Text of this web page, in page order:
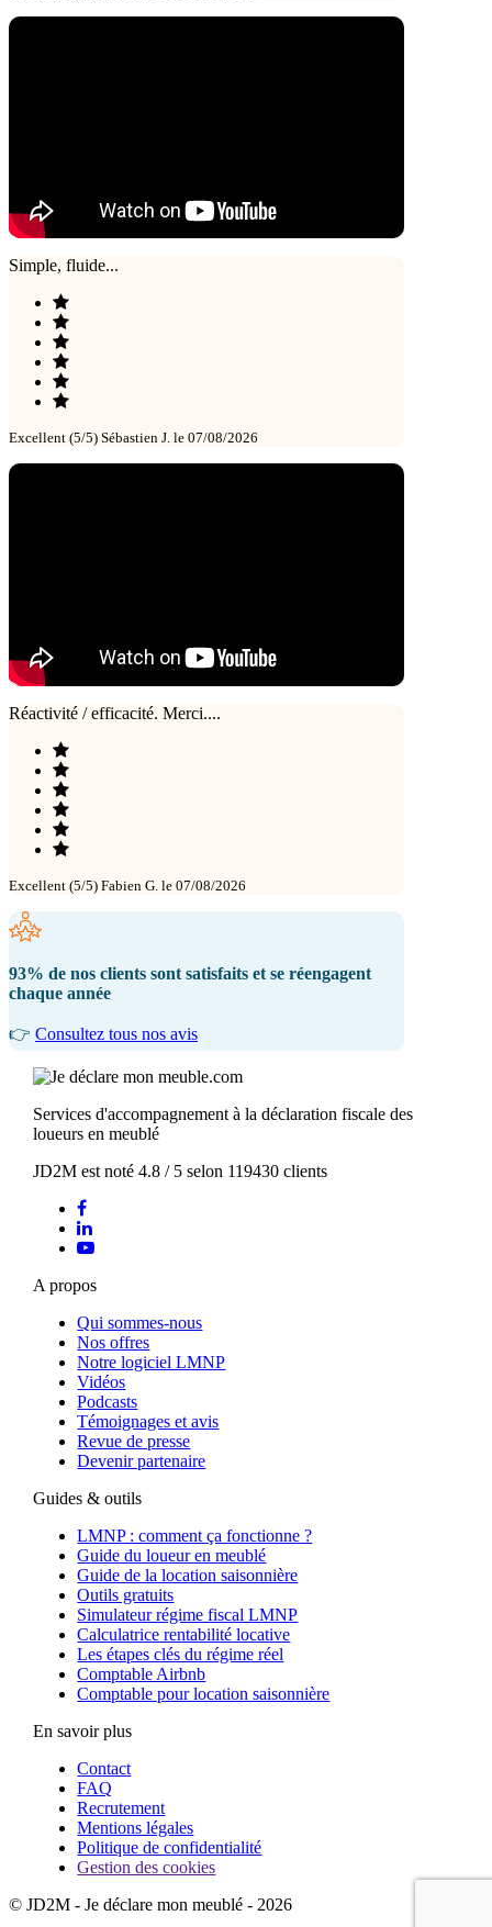
Simple, fluide...
Excellent (5/5) Sébastien J. le 07/08/2026
Réactivité / efficacité. Merci....
Excellent (5/5) Fabien G. le 07/08/2026
93% de nos clients sont satisfaits et se réengagent
chaque année
👉 Consultez tous nos avis
Services d'accompagnement à la déclaration fiscale des
loueurs en meublé
JD2M est noté4.8 / 5 selon 119430 clients
A propos
Qui sommes-nous
Nos offres
Notre logiciel LMNP
Vidéos
Podcasts
Témoignages et avis
Revue de presse
Devenir partenaire
Guides & outils
LMNP : comment ça fonctionne ?
Guide du loueur en meublé
Guide de la location saisonnière
Outils gratuits
Simulateur régime fiscal LMNP
Calculatrice rentabilité locative
Les étapes clés du régime réel
Comptable Airbnb
Comptable pour location saisonnière
En savoir plus
Contact
FAQ
Recrutement
Mentions légales
Politique de confidentialité
Gestion des cookies
© JD2M - Je déclare mon meublé - 2026